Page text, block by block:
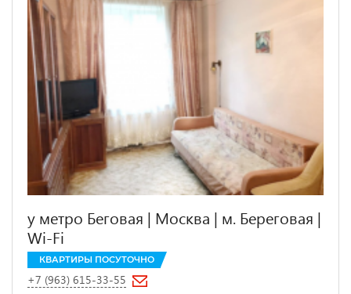
у метро Беговая | Москва | м. Береговая |
Wi-Fi
КВАРТИРЫ ПОСУТОЧНО
+7 (963) 615-33-55